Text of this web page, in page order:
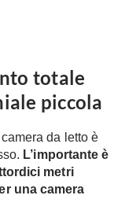
Climatizzatori
Climatizzatore
Deumidificatori
Chiller
Pompe di calore
totale
piccola
da letto è
L’importante è
metri
una camera